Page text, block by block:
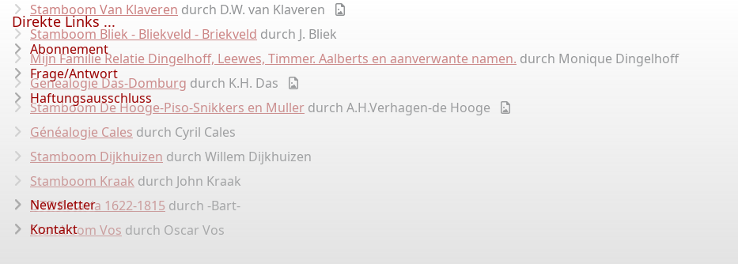
Stamboom Van Klaveren durch D.W. van Klaveren
Stamboom Bliek - Bliekveld - Briekveld durch J. Bliek
Mijn Familie Relatie Dingelhoff, Leewes, Timmer. Aalberts en aanverwante namen. durch Monique Dingelhoff
Genealogie Das-Domburg durch K.H. Das
Stamboom De Hooge-Piso-Snikkers en Muller durch A.H.Verhagen-de Hooge
Généalogie Cales durch Cyril Cales
Stamboom Dijkhuizen durch Willem Dijkhuizen
Stamboom Kraak durch John Kraak
DTB Batavia 1622-1815 durch -Bart-
Stamboom Vos durch Oscar Vos
Direkte Links ...
Abonnement
Frage/Antwort
Haftungsausschluss
Newsletter
Kontakt